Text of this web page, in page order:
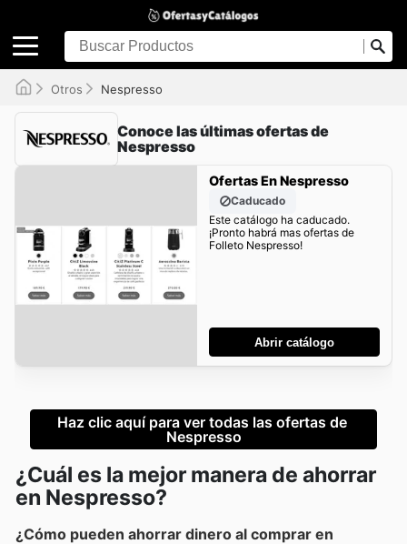
Otros Nespresso
Conoce las últimas ofertas de
Nespresso
Ofertas En Nespresso
Caducado
Este catálogo ha caducado.
¡Pronto habrá mas ofertas de
Folleto Nespresso!
Abrir catálogo
Haz clic aquí para ver todas las ofertas de
Nespresso
¿Cuál es la mejor manera de ahorrar
en Nespresso?
¿Cómo pueden ahorrar dinero al comprar en